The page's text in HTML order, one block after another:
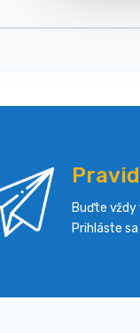
Buďte vždy
Prihláste